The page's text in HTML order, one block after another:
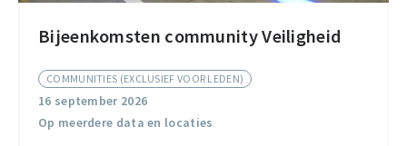
Bijeenkomsten community Veiligheid
COMMUNITIES (EXCLUSIEF VOOR LEDEN)
16 september 2026
Op meerdere data en locaties
Bijeenkomsten
Veiligheid